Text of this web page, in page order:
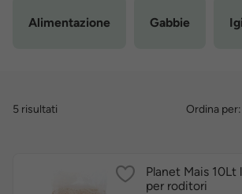
Alimentazione Gabbie
5 risultati Ordina per:
Planet Mais
per roditori